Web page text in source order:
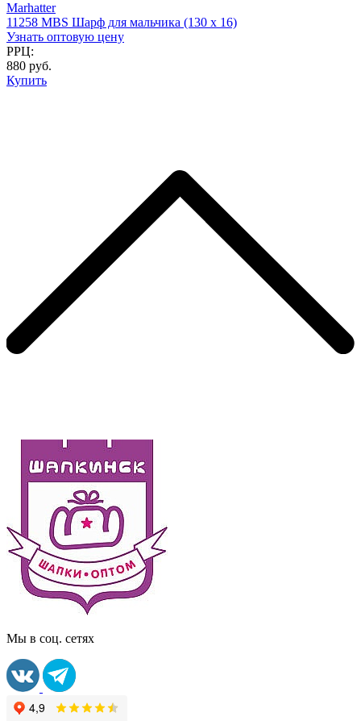
Marhatter
11258 MBS Шарф для мальчика (130 х 16)
Узнать оптовую цену
РРЦ:
880 руб.
Купить
Мы в соц. сетях